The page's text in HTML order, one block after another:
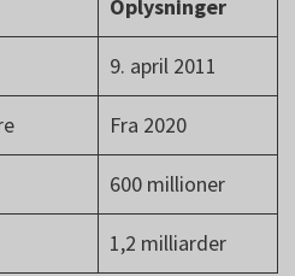
Oplysninger
9. april 2011
Fra 2020
600 millioner
1,2 milliarder